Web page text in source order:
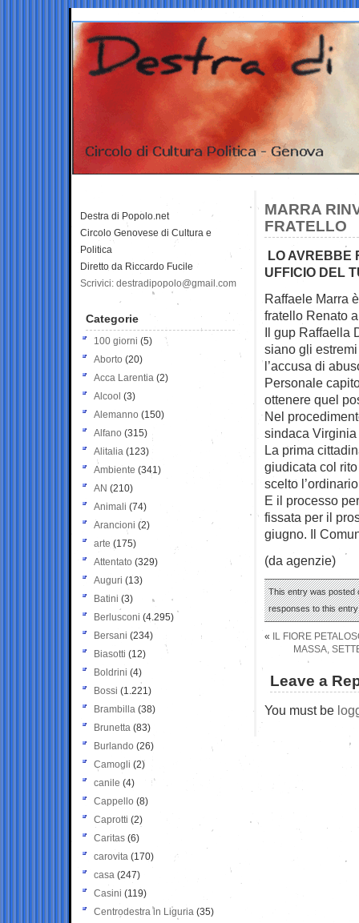
MARRA
FRATELLO
LO AVREBBE
UFFICIO DEL
Raffaele Marra
fratello Renato
Il gup Raffaella
siano gli
l’accusa di
Personale
ottenere quel
Nel
sindaca
La prima
giudicata col
scelto
E il processo
fissata per il
giugno. Il
(da agenzie)
This entry was posted
responses to this
«
IL FIORE
MASSA,
Leave a
You must be
Destra di Popolo.net
Circolo Genovese di Cultura e
Politica
Diretto da Riccardo Fucile
Scrivici: destradipopolo@gmail.com
Categorie
100 giorni (5)
Aborto (20)
Acca Larentia (2)
Alcool (3)
Alemanno (150)
Alfano (315)
Alitalia (123)
Ambiente (341)
AN (210)
Animali (74)
Arancioni (2)
arte (175)
Attentato (329)
Auguri (13)
Batini (3)
Berlusconi (4.295)
Bersani (234)
Biasotti (12)
Boldrini (4)
Bossi (1.221)
Brambilla (38)
Brunetta (83)
Burlando (26)
Camogli (2)
canile (4)
Cappello (8)
Caprotti (2)
Caritas (6)
carovita (170)
casa (247)
Casini (119)
Centrodestra in Liguria (35)